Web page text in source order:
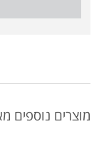
מוצרים נוספים